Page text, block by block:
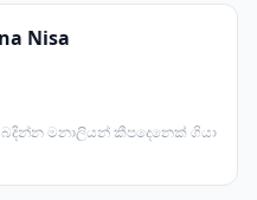
Nisa
මනාලියන් කීපදෙනෙක් ගියා